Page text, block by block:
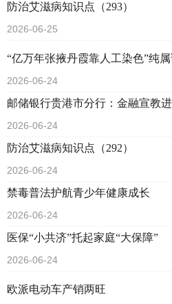
防治艾滋病知识点（293）
2026-06-25
“亿万年张掖丹霞靠人工染色”纯属
2026-06-24
邮储银行贵港市分行：金融宣教
2026-06-24
防治艾滋病知识点（292）
2026-06-24
禁毒普法护航青少年健康成长
2026-06-24
医保“小共济”托起家庭“大保障”
2026-06-24
欧派电动车产销两旺